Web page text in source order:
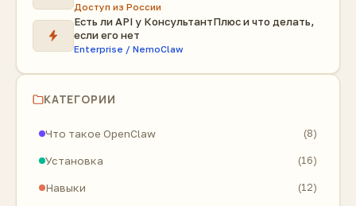
Доступ из России
Есть ли API у КонсультантПлюс и что делать,
если его нет
Enterprise / NemoClaw
КАТЕГОРИИ
Что такое OpenClaw (8)
Установка (16)
Навыки (12)